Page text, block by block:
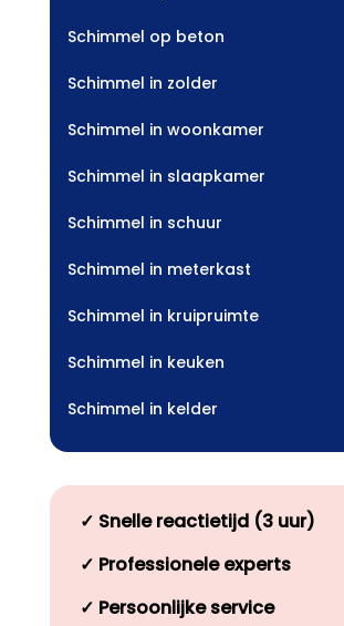
Schimmel op beton
Schimmel in zolder
Schimmel in woonkamer
Schimmel in slaapkamer
Schimmel in schuur
Schimmel in meterkast
Schimmel in kruipruimte
Schimmel in keuken
Schimmel in kelder
✓ Snelle reactietijd (3 uur)
✓ Professionele experts
✓ Persoonlijke service